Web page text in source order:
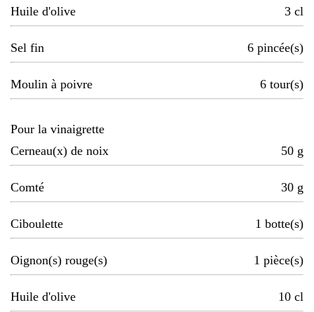
Huile d'olive 3 cl
Sel fin 6 pincée(s)
Moulin à poivre 6 tour(s)
Pour la vinaigrette
Cerneau(x) de noix
50 g
Comté 30 g
Ciboulette 1 botte(s)
Oignon(s) rouge(s) 1 pièce(s)
Huile d'olive 10 cl